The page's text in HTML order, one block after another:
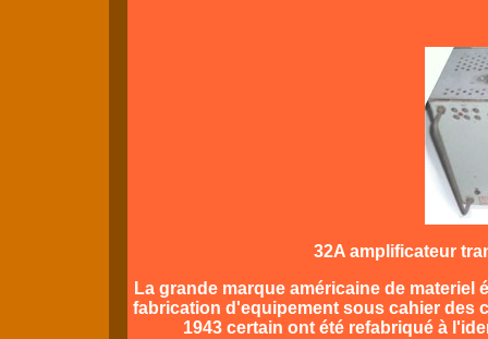
32A amplificateur
La grande marque américaine de
fabrication d'equipement sous cahier des
1943 certain ont été refabriqué à